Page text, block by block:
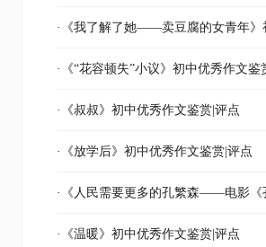
·《我了解了她——卖豆腐的女青年》
·《“花容顿失”小议》初中优秀作文鉴
·《叔叔》初中优秀作文鉴赏|评点
·《放学后》初中优秀作文鉴赏|评点
·《人民需要更多的孔繁森——电影《
·《温暖》初中优秀作文鉴赏|评点